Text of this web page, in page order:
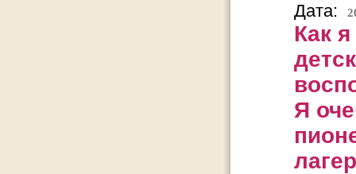
Дата:
Как
Я